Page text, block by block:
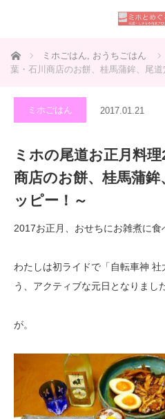
ホーム ミホごはん, おうちごはん
葉・石川商店のお餅、桂馬蒲鉾、尾
ミホごはん 2017.01.21
ミホの尾道お正月料理
商店のお餅、桂馬蒲
ッピー！～
2017お正月、おせちにお雑煮に食
わたしは初ライドで「自転車神
う、アクティブな元日となりまし
が。